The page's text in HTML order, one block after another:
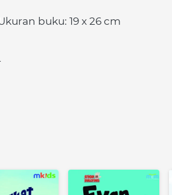
buku: 19 x 26 cm